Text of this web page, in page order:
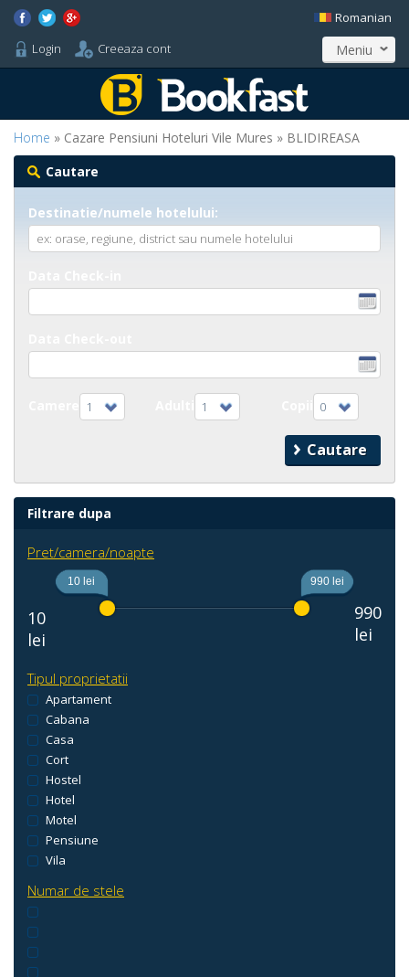
Login Creeaza cont
Romanian
Meniu
Home » Cazare Pensiuni Hoteluri Vile Mures » BLIDIREASA
Cautare
Destinatie/numele hotelului:
1 1 0
Filtrare dupa
Pret/camera/noapte
10
lei
10 lei 990 lei
990
lei
Tipul proprietatii
Apartament
Cabana
Casa
Cort
Hostel
Hotel
Motel
Pensiune
Vila
Numar de stele